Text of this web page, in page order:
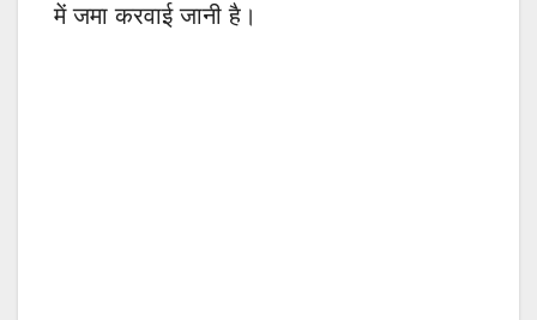
में जमा करवाई जानी है।